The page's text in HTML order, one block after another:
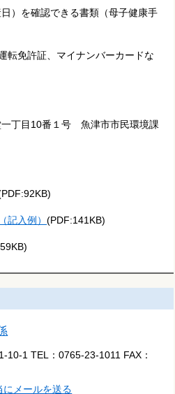
）を確認できる書類（母子健康手
転免許証、マイナンバーカードな
丁目10番１号 魚津市市民環境課
記入例）(PDF:141KB)
10-1 TEL：0765-23-1011 FAX：
にメールを送る